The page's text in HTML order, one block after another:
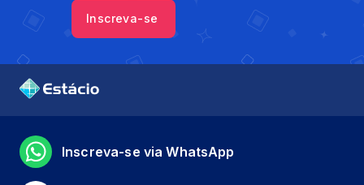
Inscreva-se
Inscreva-se via WhatsApp